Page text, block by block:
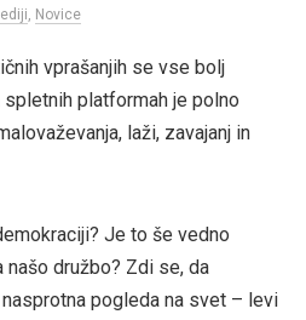
, Novice
vprašanjih se vse bolj
platformah je polno
laži, zavajanj in
Je to še vedno
družbo? Zdi se, da
pogleda na svet – levi